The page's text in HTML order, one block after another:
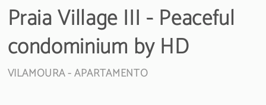
Praia Village III - Peaceful
condominium by HD
VILAMOURA -APARTAMENTO